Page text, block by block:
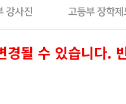
강사진 고등부 장학제
될 수 있습니다.